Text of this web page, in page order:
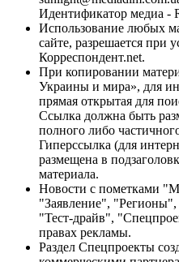
Идентификатор медиа -
Использование любых
сайте, разрешается при
Корреспондент.net.
При копировании
Украины и мира», для
прямая открытая для
Ссылка должна быть
полного либо
Гиперссылка (для
размещена в
материала.
Новости с пометками
"Заявление",
"Тест-драйв",
правах рекламы.
Раздел Спецпроекты